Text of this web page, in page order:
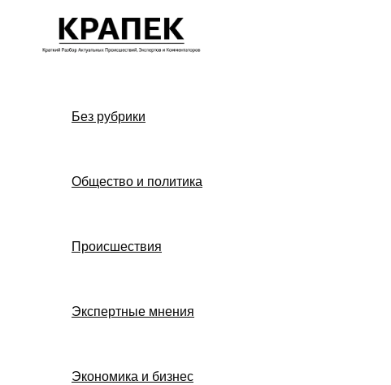
Без рубрики
Общество и политика
Происшествия
Экспертные мнения
Экономика и бизнес